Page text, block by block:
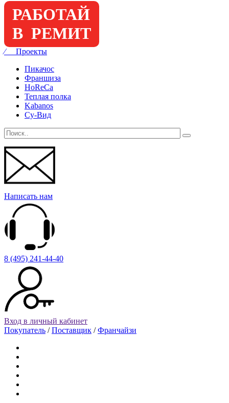
РАБОТАЙ
В РЕМИТ
⁄ Проекты
Пикачос
Франшиза
HoReCa
Теплая полка
Kabanos
Су-Вид
Написать нам
8 (495) 241-44-40
Вход в личный кабинет
Покупатель /Поставщик /Франчайзи